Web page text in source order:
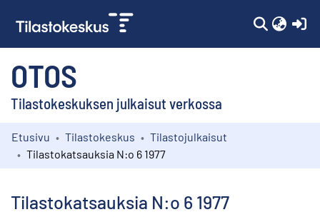
OTOS
Tilastokeskuksen julkaisut verkossa
Kokoelmat
Etusivu Tilastokeskus
Tilastojulkaisut
Tilastokatsauksia N:o 6 1977
Tilastokatsauksia N:o 6 1977